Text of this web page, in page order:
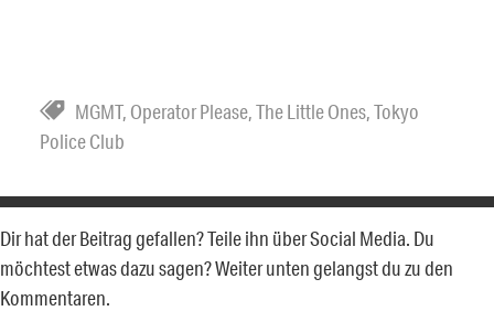
MGMT, Operator Please,The Little Ones,Tokyo
Police Club
Dir hat der Beitrag gefallen? Teile ihn über Social Media. Du
möchtest etwas dazu sagen? Weiter unten gelangst du zu den
Kommentaren.